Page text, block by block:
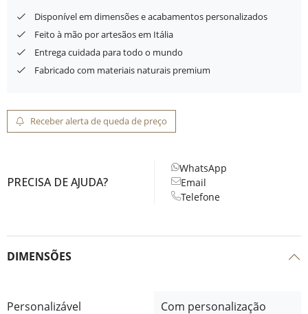
Disponível em dimensões e acabamentos personalizados
Feito à mão por artesãos em Itália
Entrega cuidada para todo o mundo
Fabricado com materiais naturais premium
Receber alerta de queda de preço
PRECISA DE AJUDA?
WhatsApp
Email
Telefone
DIMENSÕES
Personalizável
Com personalização